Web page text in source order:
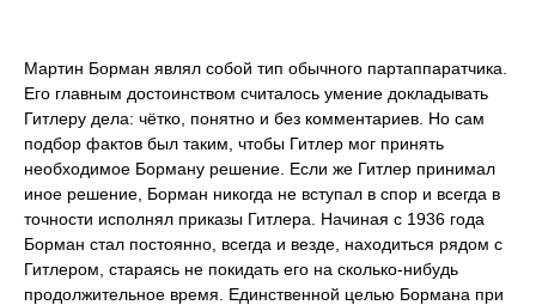
Мартин Борман являл собой тип обычного партаппаратчика.
Его главным достоинством считалось умение докладывать
Гитлеру дела: чётко, понятно и без комментариев. Но сам
подбор фактов был таким, чтобы Гитлер мог принять
необходимое Борману решение. Если же Гитлер принимал
иное решение, Борман никогда не вступал в спор и всегда в
точности исполнял приказы Гитлера. Начиная с 1936 года
Борман стал постоянно, всегда и везде, находиться рядом с
Гитлером, стараясь не покидать его на сколько-нибудь
продолжительное время. Единственной целью Бормана при